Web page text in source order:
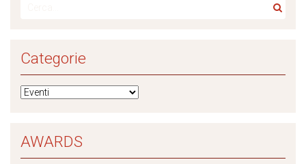
Categorie
AWARDS